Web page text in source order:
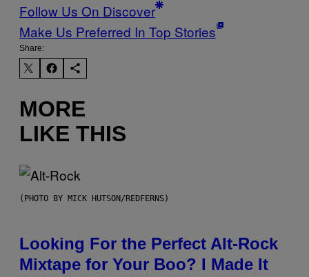
Follow Us On Discover
Make Us Preferred In Top Stories
Share:
MORE
LIKE THIS
(PHOTO BY MICK HUTSON/REDFERNS)
Looking For the Perfect Alt-Rock
Mixtape for Your Boo? I Made It